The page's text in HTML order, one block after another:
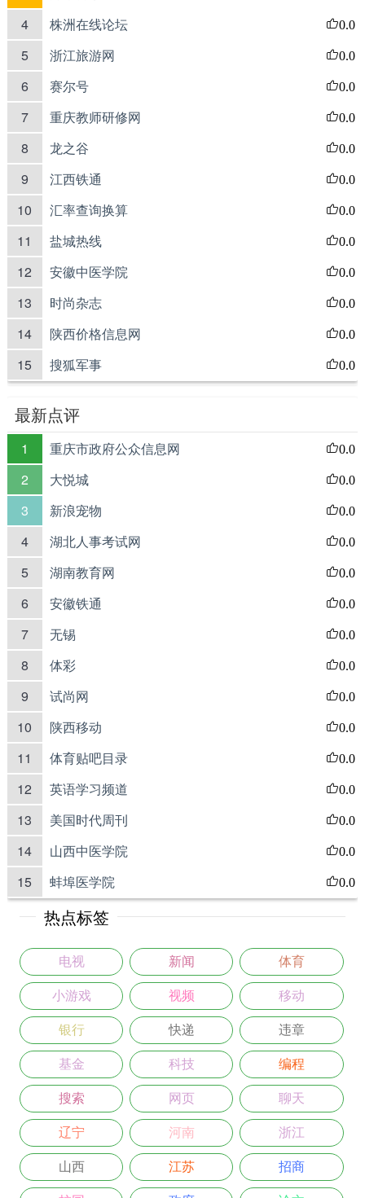
4 株洲在线论坛 0.0
5 浙江旅游网 0.0
6 赛尔号 0.0
7 重庆教师研修网 0.0
8 龙之谷 0.0
9 江西铁通 0.0
10 汇率查询换算 0.0
11 盐城热线 0.0
12 安徽中医学院 0.0
13 时尚杂志 0.0
14 陕西价格信息网 0.0
15 搜狐军事 0.0
最新点评
1 重庆市政府公众信息网 0.0
2 大悦城 0.0
3 新浪宠物 0.0
4 湖北人事考试网 0.0
5 湖南教育网 0.0
6 安徽铁通 0.0
7 无锡 0.0
8 体彩 0.0
9 试尚网 0.0
10 陕西移动 0.0
11 体育贴吧目录 0.0
12 英语学习频道 0.0
13 美国时代周刊 0.0
14 山西中医学院 0.0
15 蚌埠医学院 0.0
热点标签
电视 新闻 体育
小游戏 视频 移动
银行 快递 违章
基金 科技 编程
搜索 网页 聊天
辽宁 河南 浙江
山西 江苏 招商